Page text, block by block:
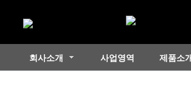
회사소개 사업영역 제품소개